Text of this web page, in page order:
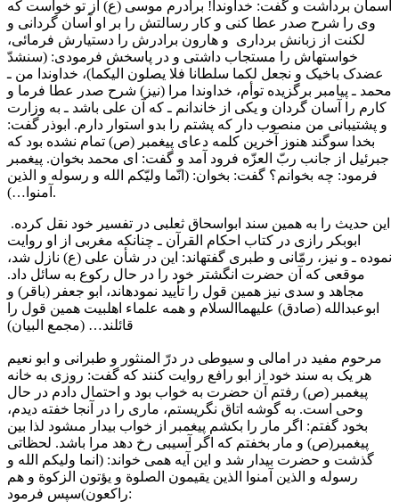
آسمان برداشت و گفت: خداوندا! برادرم موسى (ع) از تو خواست که
وى را شرح صدر عطا کنى و کار رسالتش را بر او آسان گردانى و
لکنت از زبانش بردارى و هارون برادرش را دستیارش فرمائى،
خواستهاش را مستجاب داشتى و در پاسخش فرمودى: (سنشدّ
عضدک باخیک و نجعل لکما سلطانا فلا یصلون الیکما)، خداوندا من ـ
محمد ـ پیامبر برگزیده توأم، خداوندا مرا (نیز) شرح صدر عطا فرما و
کارم را آسان گردان و یکى از خاندانم ـ که آن على باشد ـ به وزارت
و پشتیبانى من منصوب دار که پشتم را بدو استوار دارم. ابوذر گفت:
بخدا سوگند هنوز آخرین کلمه دعاى پیغمبر (ص) تمام نشده بود که
جبرئیل از جانب ربّ العزّه فرود آمد و گفت: اى محمد بخوان. پیغمبر
فرمود: چه بخوانم؟ گفت: بخوان: (انّما ولیّکم الله و رسوله و الذین
آمنوا…).
ابوبکر رازى در کتاب احکام القرآن ـ چنانکه مغربى از او روایت
نموده ـ و نیز، رمّانى و طبرى گفتهاند: این در شأن على (ع) نازل شد،
موقعى که آن حضرت انگشتر خود را در حال رکوع به سائل داد.
مجاهد و سدى نیز همین قول را تأیید نمودهاند، ابو جعفر (باقر) و
ابوعبدالله (صادق) علیهماالسلام و همه علماء اهلبیت همین قول را
قائلند… (مجمع البیان)
مرحوم مفید در امالى و سیوطى در درّ المنثور و طبرانى و ابو نعیم
هر یک به سند خود از ابو رافع روایت کنند که گفت: روزى به خانه
پیغمبر (ص) رفتم آن حضرت به خواب بود و احتمال دادم در حال
وحى است. به گوشه اتاق نگریستم، مارى را در آنجا خفته دیدم،
بخود گفتم: اگر مار را بکشم پیغمبر از خواب بیدار مىشود لذا بین
پیغمبر(ص) و مار بخفتم که اگر آسیبى رخ دهد مرا باشد. لحظاتى
گذشت و حضرت بیدار شد و این آیه همى خواند: (انما ولیکم الله و
رسوله و الذین آمنوا الذین یقیمون الصلوة و یؤتون الزکوة و هم
راکعون)سپس فرمود: